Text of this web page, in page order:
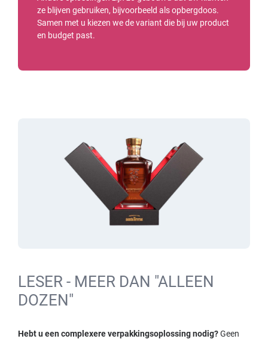
ze blijven gebruiken, bijvoorbeeld als opbergdoos.
Samen met u kiezen we de variant die bij uw product
en budget past.
LESER - MEER DAN "ALLEEN
DOZEN"
Hebt u een complexere verpakkingsoplossing nodig?Geen